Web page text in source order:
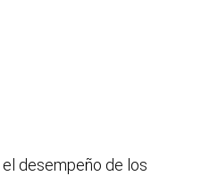
desempeño de los